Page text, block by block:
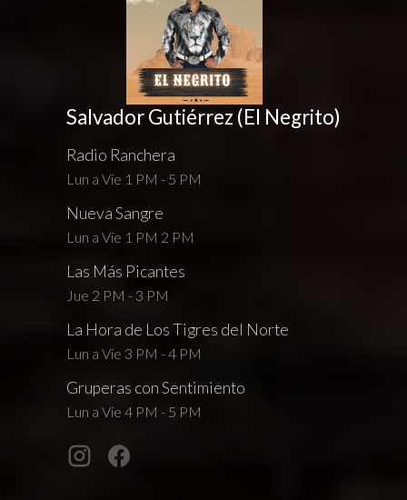
Salvador Gutiérrez (El Negrito)
Radio Ranchera
Lun a Vie 1 PM - 5 PM
Nueva Sangre
Lun a Vie 1 PM 2 PM
Las Más Picantes
Jue 2 PM - 3 PM
La Hora de Los Tigres del Norte
Lun a Vie 3 PM - 4 PM
Gruperas con Sentimiento
Lun a Vie 4 PM - 5 PM